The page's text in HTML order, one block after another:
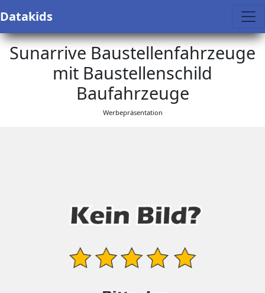
Datakids
Sunarrive Baustellenfahrzeuge
mit Baustellenschild
Baufahrzeuge
Werbepräsentation